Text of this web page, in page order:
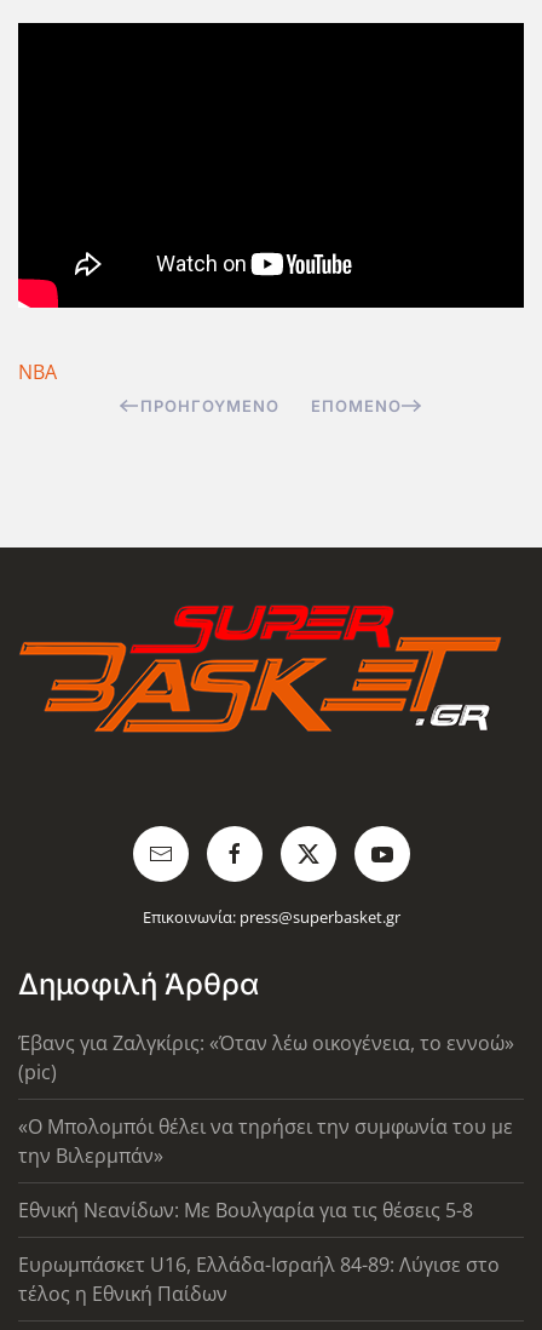
ΝΒΑ
ΠΡΟΗΓΟΎΜΕΝΟ ΕΠΌΜΕΝΟ
Επικοινωνία: press@superbasket.gr
Δημοφιλή Άρθρα
Έβανς για Ζαλγκίρις: «Όταν λέω οικογένεια, το εννοώ»
(pic)
«Ο Μπολομπόι θέλει να τηρήσει την συμφωνία του με
την Βιλερμπάν»
Εθνική Νεανίδων: Με Βουλγαρία για τις θέσεις 5-8
Ευρωμπάσκετ U16, Ελλάδα-Ισραήλ 84-89: Λύγισε στο
τέλος η Εθνική Παίδων